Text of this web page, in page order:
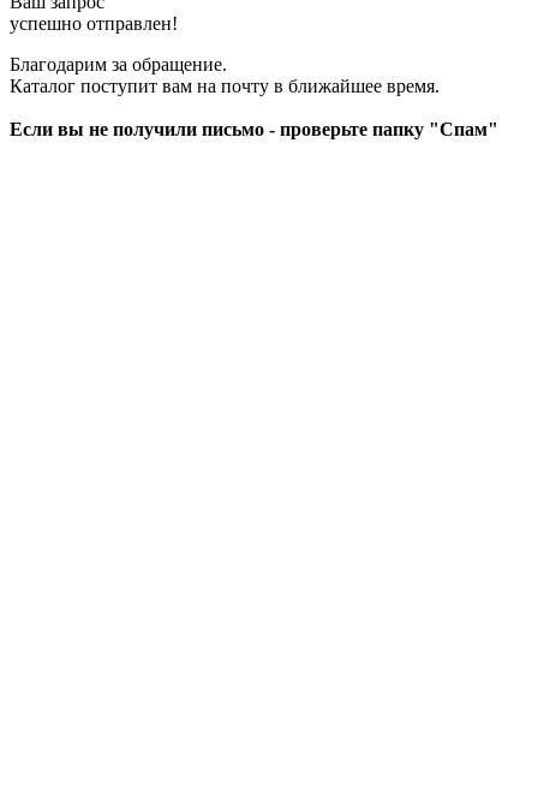
успешно отправлен!
Благодарим за обращение.
Каталог поступит вам на почту в ближайшее время.
Если вы не получили письмо - проверьте папку "Спам"